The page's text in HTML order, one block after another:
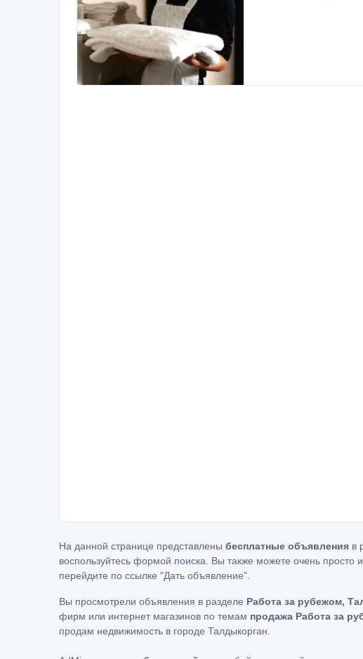
На данной странице представлены бесплатные объявления в
воспользуйтесь формой поиска. Вы также можете очень просто
перейдите по ссылке "Дать объявление"
Вы просмотрели объявления в разделе Работа за рубежом,
фирм или интернет магазинов по темам продажа Работа за
продам недвижимость в городе Талдыкорган.